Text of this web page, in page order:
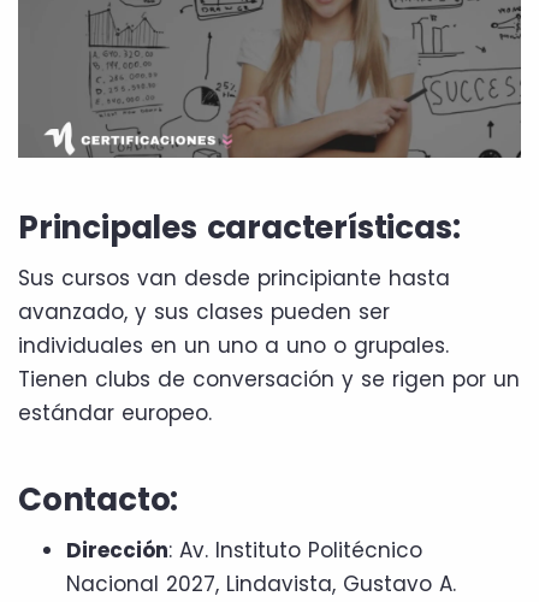
Principales características:
Sus cursos van desde principiante hasta
avanzado, y sus clases pueden ser
individuales en un uno a uno o grupales.
Tienen clubs de conversación y se rigen por un
estándar europeo.
Contacto:
Dirección: Av. Instituto Politécnico
Nacional 2027, Lindavista, Gustavo A.